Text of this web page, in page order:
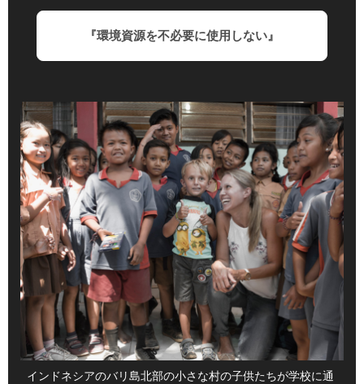
『環境資源を不必要に使用しない』
インドネシアのバリ島北部の小さな村の子供たちが学校に通